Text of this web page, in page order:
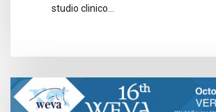
studio clinico…